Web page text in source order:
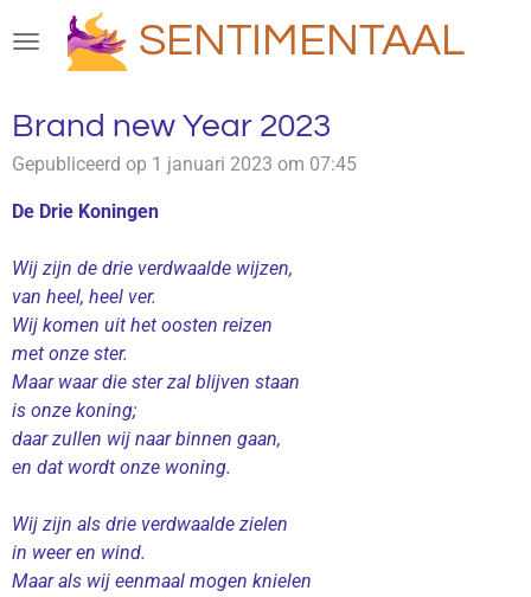
direct
de
hoofdinhoud
SENTIMENTAAL
Brand new Year 2023
Gepubliceerd op 1 januari 2023 om 07:45
De Drie Koningen
Wij zijn de drie verdwaalde wijzen,
van heel, heel ver.
Wij komen uit het oosten reizen
met onze ster.
Maar waar die ster zal blijven staan
is onze koning;
daar zullen wij naar binnen gaan,
en dat wordt onze woning.
Wij zijn als drie verdwaalde zielen
in weer en wind.
Maar als wij eenmaal mogen knielen